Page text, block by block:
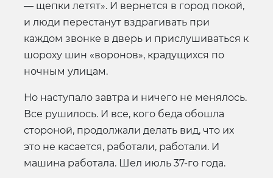
— щепки летят». И вернется в город покой,
и люди перестанут вздрагивать при
каждом звонке в дверь и прислушиваться к
шороху шин «воронов», крадущихся по
ночным улицам.
Но наступало завтра и ничего не менялось.
Все рушилось. И все, кого беда обошла
стороной, продолжали делать вид, что их
это не касается, работали, работали. И
машина работала. Шел июль 37-го года.